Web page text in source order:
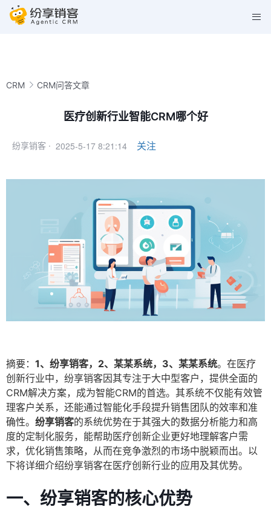
CRM CRM问答文章
医疗创新行业智能CRM哪个好
纷享销客 · 2025-5-17 8:21:14 关注
摘要： 1、纷享销客，2、某某系统，3、某某系统。在医疗
创新行业中，纷享销客因其专注于大中型客户，提供全面的
CRM解决方案，成为智能CRM的首选。其系统不仅能有效管
理客户关系，还能通过智能化手段提升销售团队的效率和准
确性。 纷享销客的系统优势在于其强大的数据分析能力和高
度的定制化服务，能帮助医疗创新企业更好地理解客户需
求，优化销售策略，从而在竞争激烈的市场中脱颖而出。以
下将详细介绍纷享销客在医疗创新行业的应用及其优势。
一、纷享销客的核心优势